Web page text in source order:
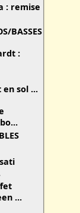
: remise
BASSES
:
sol ...
...